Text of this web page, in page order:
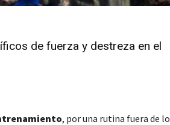
de fuerza y destreza en el
, por una rutina fuera de lo